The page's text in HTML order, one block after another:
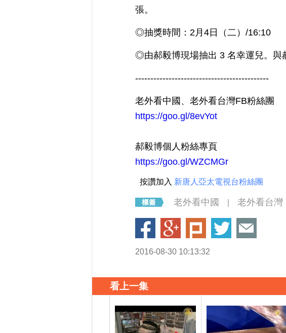
張。
◎抽獎時間：2月4日（二）/16:10
◎由郝毅博現場抽出 3 名幸運兒。與
--------------------------------------------
老外看中國、老外看台灣FB粉絲團
https://goo.gl/8evYot
郝毅博個人粉絲專頁
https://goo.gl/WZCMGr
按讚加入 新唐人亞太電視台粉絲團
老外看中國 老外看台灣
2016-08-30 10:13:32
看上一集